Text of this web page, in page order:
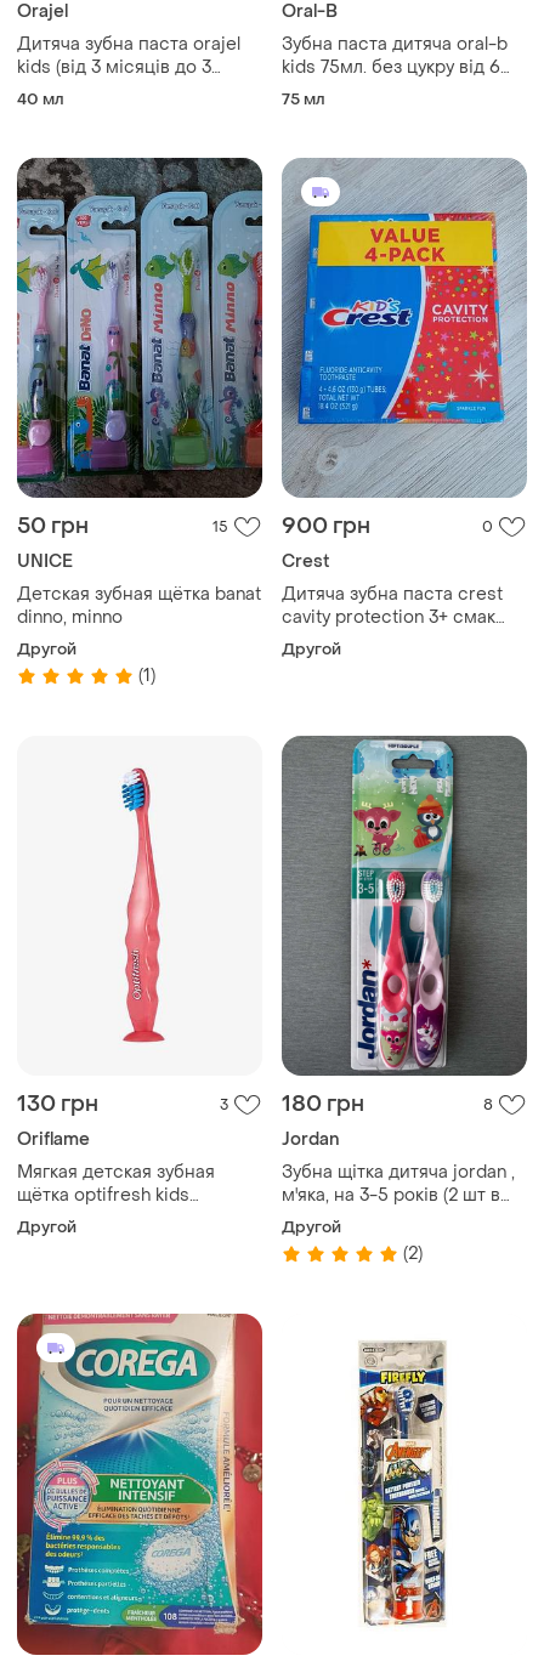
Orajel
Дитяча зубна паста orajel
kids (від 3 місяців до 3
років), 42,5 г hi
40 мл
Oral-B
Зубна паста дитяча oral-b
kids 75мл. без цукру від 6
років
75 мл
50 грн 15
UNICE
Детская зубная щётка banat
dinno, minno
Другой
(1)
900 грн 0
Crest
Дитяча зубна паста crest
cavity protection 3+ смак
жуйки
Другой
130 грн 3
Oriflame
Мягкая детская зубная
щётка optifresh kids
розовая oriflame орифлейм
42453 для молочных зубов
Другой
180 грн 8
Jordan
Зубна щітка дитяча jordan ,
м'яка, на 3-5 років (2 шт в
упаковці)
Другой
(2)